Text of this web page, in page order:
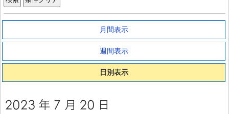
月間表示
週間表示
日別表示